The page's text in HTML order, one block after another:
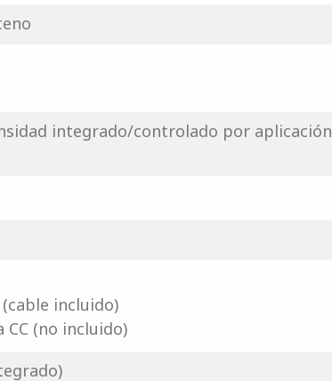
integrado/controlado por aplicación
incluido)
CC (no incluido)